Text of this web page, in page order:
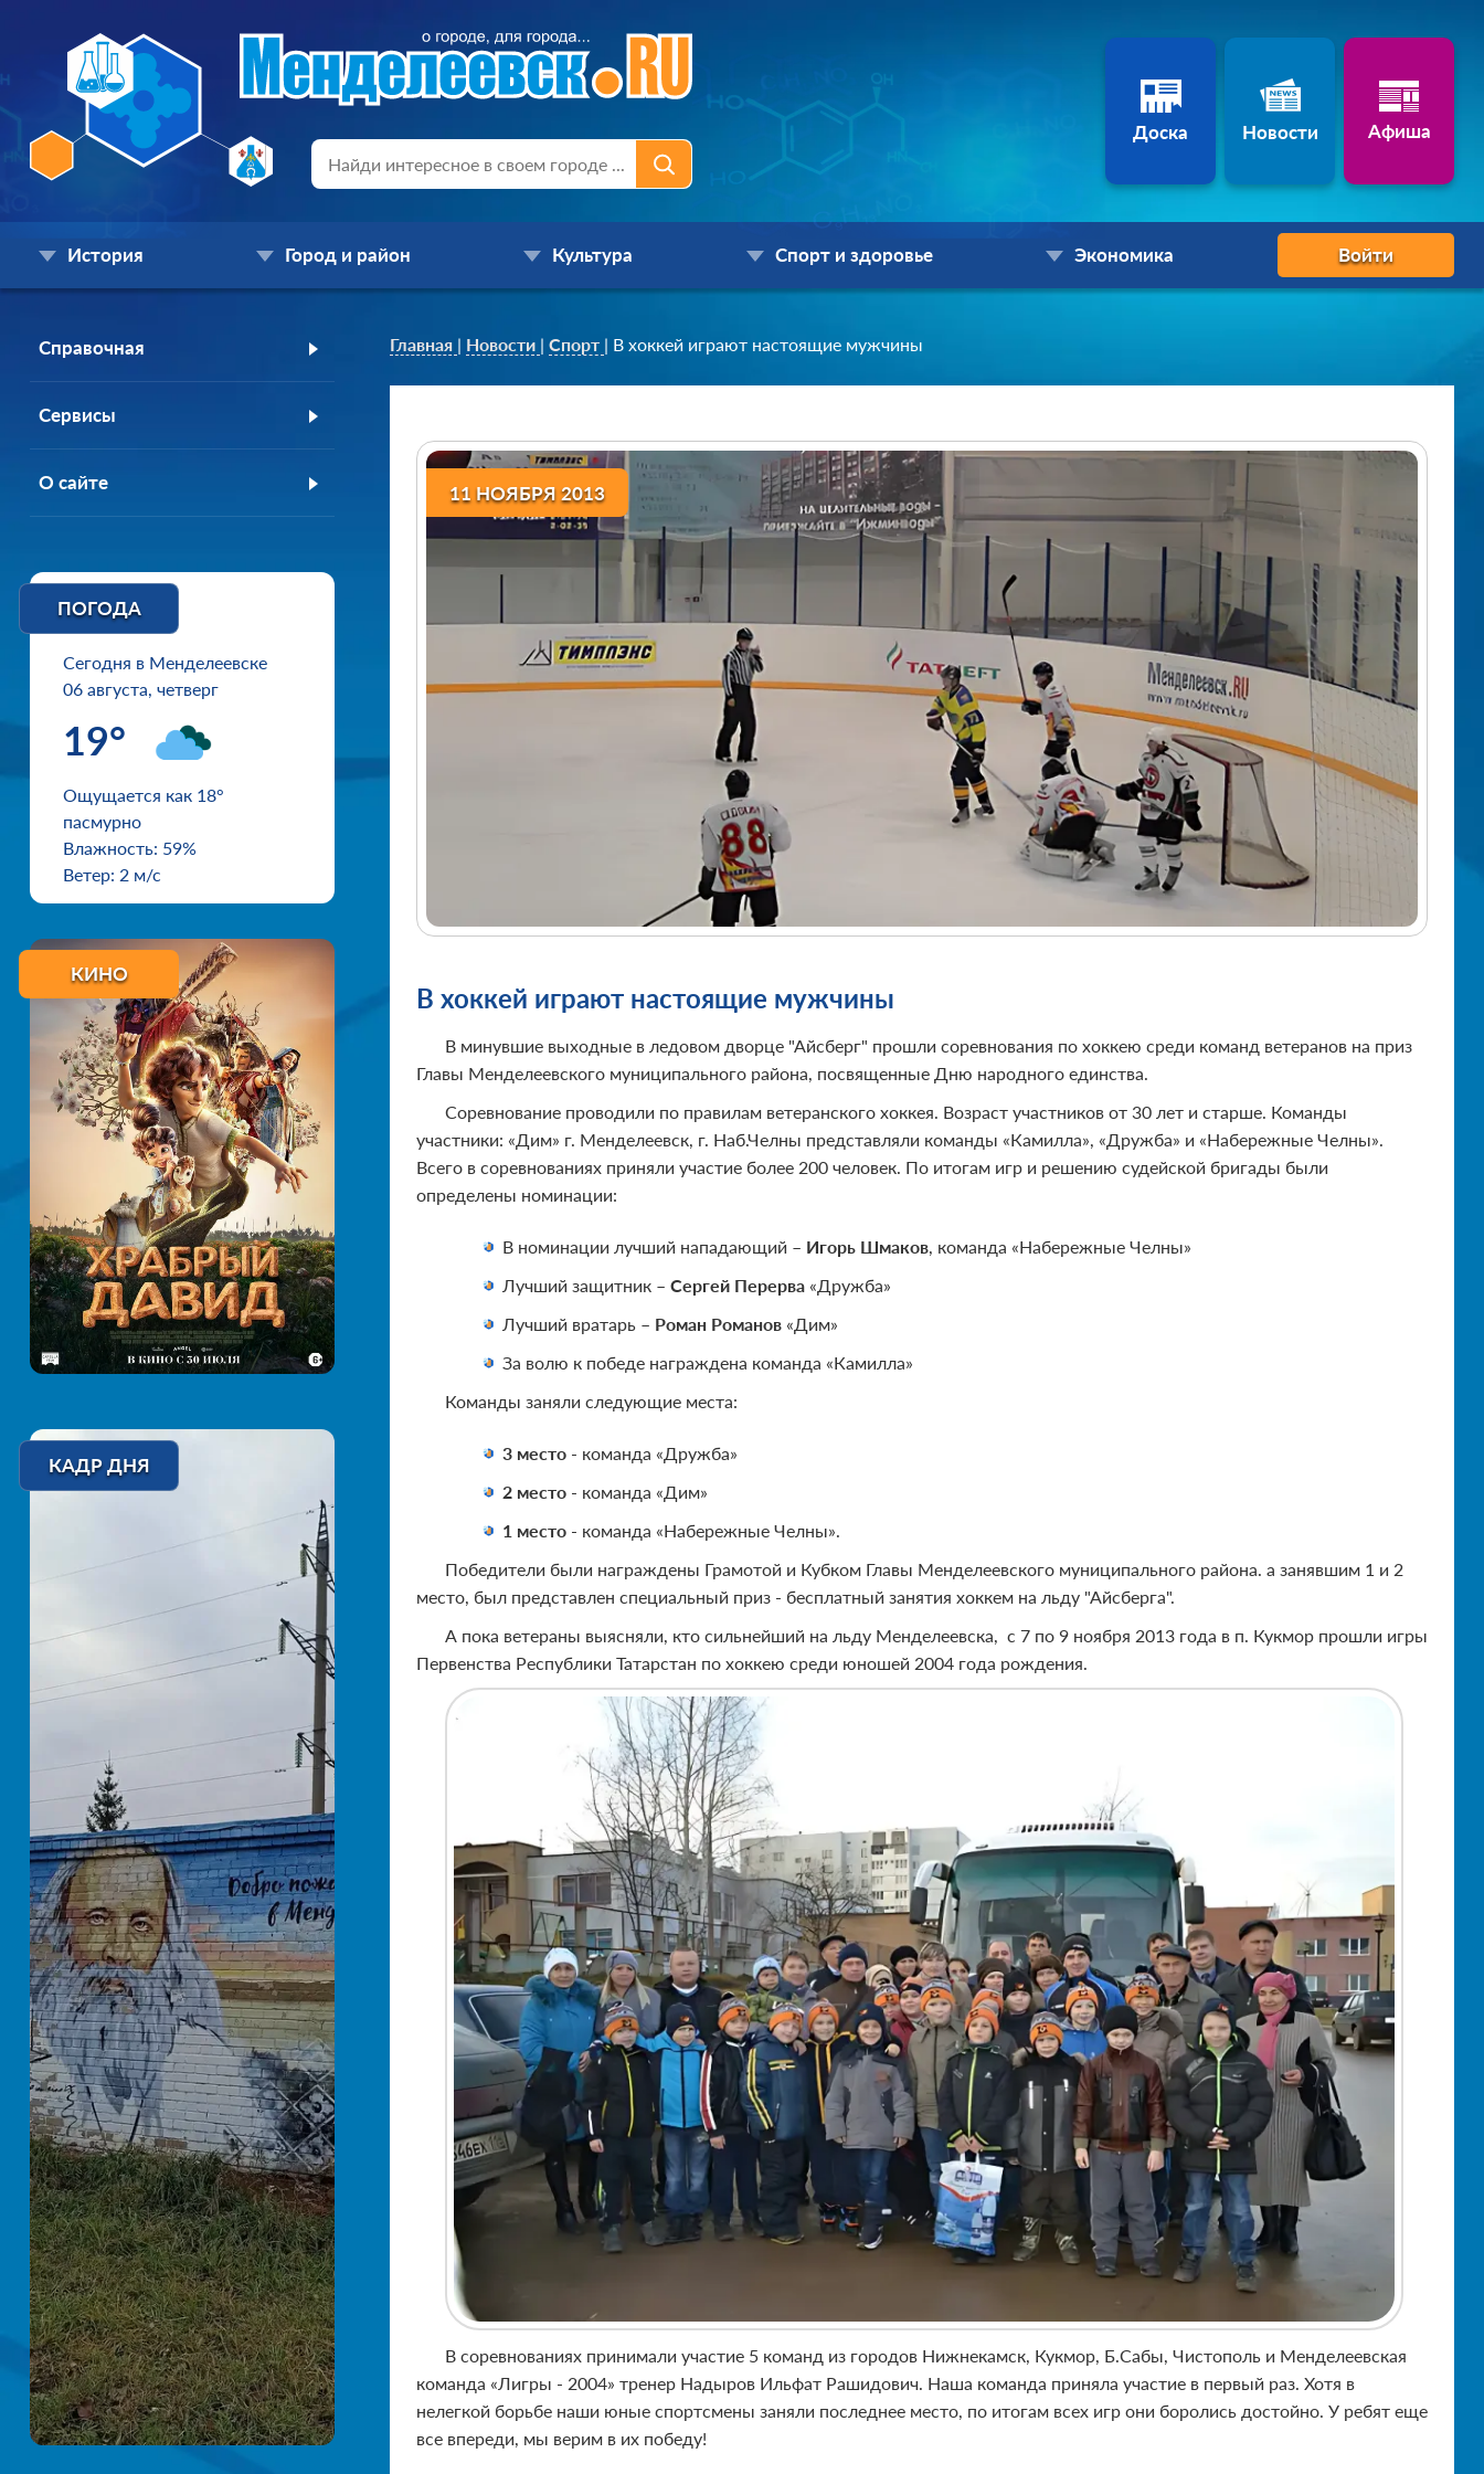
Доска Новости Афиша
История Город и район Культура Спорт и здоровье Экономика Войти
Справочная
Сервисы
О сайте
ПОГОДА
Сегодня в Менделеевске
06 августа, четверг
19°
Ощущается как 18°
пасмурно
Влажность: 59%
Ветер: 2 м/с
КИНО
КАДР ДНЯ
Главная | Новости | Спорт | В хоккей играют настоящие мужчины
11 НОЯБРЯ 2013
В хоккей играют настоящие мужчины
В минувшие выходные в ледовом дворце "Айсберг" прошли соревнования по хоккею среди команд ветеранов на приз
Главы Менделеевского муниципального района, посвященные Дню народного единства.
Соревнование проводили по правилам ветеранского хоккея. Возраст участников от 30 лет и старше. Команды
участники: «Дим» г. Менделеевск, г. Наб.Челны представляли команды «Камилла», «Дружба» и «Набережные Челны».
Всего в соревнованиях приняли участие более 200 человек. По итогам игр и решению судейской бригады были
определены номинации:
В номинации лучший нападающий – Игорь Шмаков, команда «Набережные Челны»
Лучший защитник – Сергей Перерва «Дружба»
Лучший вратарь – Роман Романов «Дим»
За волю к победе награждена команда «Камилла»
Команды заняли следующие места:
3 место - команда «Дружба»
2 место - команда «Дим»
1 место - команда «Набережные Челны».
Победители были награждены Грамотой и Кубком Главы Менделеевского муниципального района. а занявшим 1 и 2
место, был представлен специальный приз - бесплатный занятия хоккем на льду "Айсберга".
А пока ветераны выясняли, кто сильнейший на льду Менделеевска, с 7 по 9 ноября 2013 года в п. Кукмор прошли игры
Первенства Республики Татарстан по хоккею среди юношей 2004 года рождения.
В соревнованиях принимали участие 5 команд из городов Нижнекамск, Кукмор, Б.Сабы, Чистополь и Менделеевская
команда «Лигры - 2004» тренер Надыров Ильфат Рашидович. Наша команда приняла участие в первый раз. Хотя в
нелегкой борьбе наши юные спортсмены заняли последнее место, по итогам всех игр они боролись достойно. У ребят еще
все впереди, мы верим в их победу!